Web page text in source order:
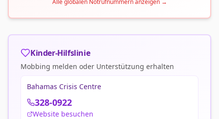
Alle globalen Notrufnummern anzeigen→
Kinder-Hilfslinie
Mobbing melden oder Unterstützung erhalten
Bahamas Crisis Centre
328-0922
Website besuchen